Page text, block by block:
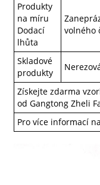
Produkty
na míru
Dodací
lhůta
volného
Skladové
produkty
Získejte zdarma
od Gangtong Zheli
Pro více informací